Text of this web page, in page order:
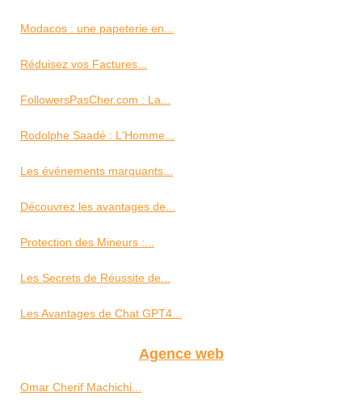
Modacos : une papeterie en...
Réduisez vos Factures...
FollowersPasCher.com : La...
Rodolphe Saadé : L'Homme...
Les événements marquants...
Découvrez les avantages de...
Protection des Mineurs :...
Les Secrets de Réussite de...
Les Avantages de Chat GPT4...
Agence web
Omar Cherif Machichi...